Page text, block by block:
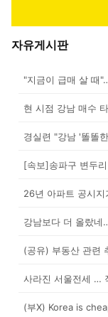
자유게시판
"지금이 급매 살 때
현 시점 강남 매수
경실련 "강남 '똘똘
[속보]송파구 변두
26년 아파트 공시
강남보다 더 올랐네
(공유) 부동산 관련
사라진 서울전세 …
(부X) Korea is